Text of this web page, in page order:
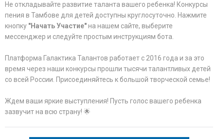
Не откладывайте развитие таланта вашего ребенка! Конкурсы
пения в Тамбове для детей доступны круглосуточно. Нажмите
кнопку "Начать Участие"на нашем сайте, выберите
мессенджер и следуйте простым инструкциям бота.
Платформа Галактика Талантов работает с 2016 года и за это
время через наши конкурсы прошли тысячи талантливых детей
со всей России. Присоединяйтесь к большой творческой семье!
Ждем ваши яркие выступления! Пусть голос вашего ребенка
зазвучит на всю страну! 🌟